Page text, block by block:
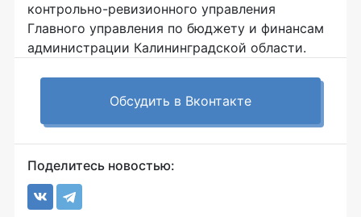
контрольно-ревизионного управления
Главного управления по бюджету и финансам
администрации Калининградской области.
Обсудить в Вконтакте
Поделитесь новостью: